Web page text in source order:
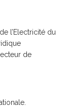
l’Electricité du
de